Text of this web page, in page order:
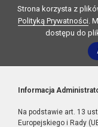
Strona korzysta z
Polityką Prywatności.
dostępu do
Informacja
Na podstawie art. 13
Europejskiego i Rady